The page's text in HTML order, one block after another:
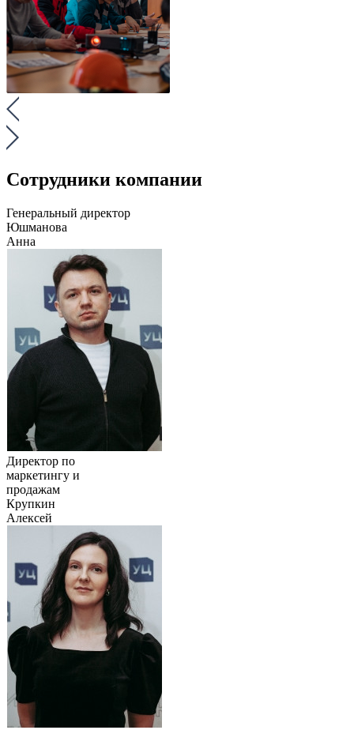
Сотрудники компании
Генеральный директор
Юшманова
Анна
Директор по
маркетингу и
продажам
Крупкин
Алексей